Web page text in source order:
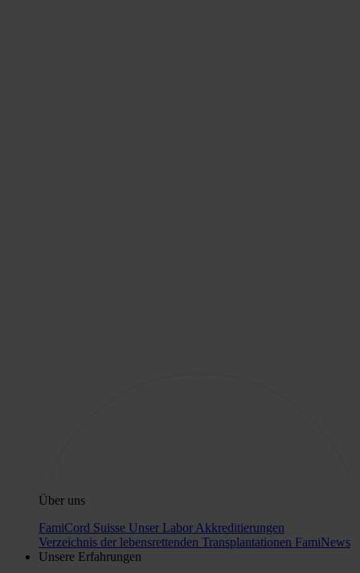
Über uns
FamiCord Suisse Unser Labor Akkreditierungen
Verzeichnis der lebensrettenden Transplantationen FamiNews
Unsere Erfahrungen